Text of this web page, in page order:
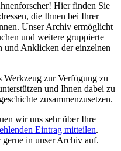
Hier finden Sie
die Ihnen bei Ihrer
Unser Archiv ermöglicht
und weitere gruppierte
und Anklicken der einzelnen
Werkzeug zur Verfügung zu
und Ihnen dabei zu
zusammenzusetzen.
wir uns sehr über Ihre
Eintrag mitteilen.
in unser Archiv auf.